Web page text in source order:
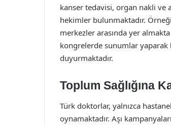
kanser tedavisi, organ nakli ve
hekimler bulunmaktadır.
merkezler arasında yer
kongrelerde sunumlar yaparak
duyurmaktadır.
Toplum Sağlığına
Türk doktorlar, yalnızca
oynamaktadır. Aşı